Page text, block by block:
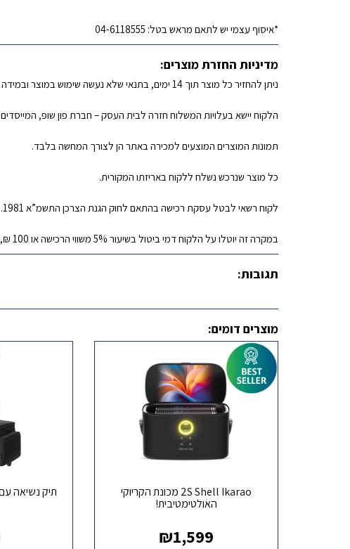
*איסוף עצמי יש לתאם מראש בטל: 04-6118555
מדיניות החזרת מוצרים:
ניתן להחזיר כל מוצר תוך 14 ימים, בתנאי שלא נעשה שימוש במוצר ובמידה והוא מוחזר באריזתו המקורית.
הלקוח יישא בעלויות המשלוח חזרה לבית העסק – חברת פון שופ, המייסדים 52 ,זכרון יעקב, מיקוד 3091086
תמונות המוצרים המוצעים למכירה באתר הן לצורך המחשה בלבד.
כל מוצר שנרכש נשלח ללקוח באריזתו המקורית.
לקוח רשאי לבטל עסקת רכישה בהתאם לחוק הגנת הצרכן התשמ”א 1981.
במקרה זה יוטלו על הלקוח דמי ביטול בשיעור 5% משווי הרכישה או 100 ₪, לפי הנמוך מביניהם.
תגובות:
מוצרים דומים:
2S Shell Ikarao מכונת הקריוקי
האולטימטיבית!
₪1,599
תיק נשיאה